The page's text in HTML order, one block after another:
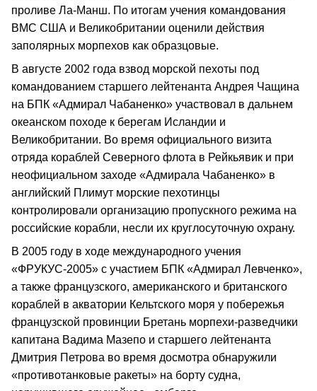
проливе Ла-Манш. По итогам учения командования
ВМС США и Великобритании оценили действия
заполярных морпехов как образцовые.
В августе 2002 года взвод морской пехоты под
командованием старшего лейтенанта Андрея Чащина
на БПК «Адмирал Чабаненко» участвовал в дальнем
океанском походе к берегам Исландии и
Великобритании. Во время официального визита
отряда кораблей Северного флота в Рейкьявик и при
неофициальном заходе «Адмирала Чабаненко» в
английский Плимут морские пехотинцы
контролировали организацию пропускного режима на
российские корабли, несли их круглосуточную охрану.
В 2005 году в ходе международного учения
«ФРУКУС-2005» с участием БПК «Адмирал Левченко»,
а также французского, американского и британского
кораблей в акватории Кельтского моря у побережья
французской провинции Бретань морпехи-разведчики
капитана Вадима Мазепо и старшего лейтенанта
Дмитрия Петрова во время досмотра обнаружили
«противотанковые ракеты» на борту судна,